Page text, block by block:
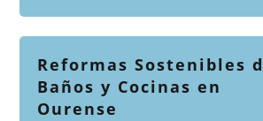
Reformas Sostenibles
Baños y Cocinas en
Ourense